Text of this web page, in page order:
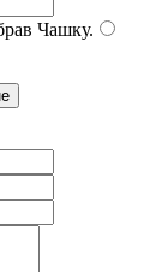
Чашку.